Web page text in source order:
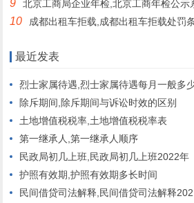
9 北京工商局企业年检,北京工商年检公示
10 成都出租车拒载,成都出租车拒载处罚
最近发表
烈士家属待遇,烈士家属待遇每月一般多
除斥期间,除斥期间与诉讼时效的区别
土地增值税税率,土地增值税税率表
第一继承人,第一继承人顺序
民政局初几上班,民政局初几上班2022年
护照有效期,护照有效期多长时间
民间借贷司法解释,民间借贷司法解释